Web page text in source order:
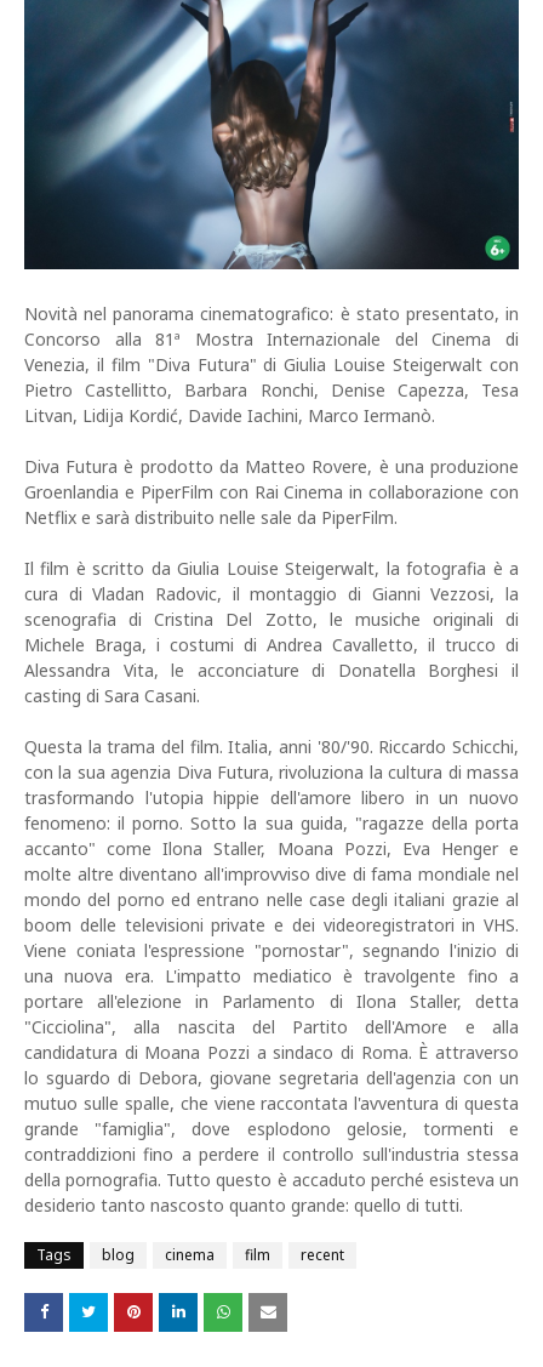
Novità nel panorama cinematografico: è stato presentato, in
Concorso alla 81ª Mostra Internazionale del Cinema di
Venezia, il film "Diva Futura" di Giulia Louise Steigerwalt con
Pietro Castellitto, Barbara Ronchi, Denise Capezza, Tesa
Litvan, Lidija Kordić, Davide Iachini, Marco Iermanò.
Diva Futura è prodotto da Matteo Rovere, è una produzione
Groenlandia e PiperFilm con Rai Cinema in collaborazione con
Netflix e sarà distribuito nelle sale da PiperFilm.
Il film è scritto da Giulia Louise Steigerwalt, la fotografia è a
cura di Vladan Radovic, il montaggio di Gianni Vezzosi, la
scenografia di Cristina Del Zotto, le musiche originali di
Michele Braga, i costumi di Andrea Cavalletto, il trucco di
Alessandra Vita, le acconciature di Donatella Borghesi il
casting di Sara Casani.
Questa la trama del film. Italia, anni '80/'90. Riccardo Schicchi,
con la sua agenzia Diva Futura, rivoluziona la cultura di massa
trasformando l'utopia hippie dell'amore libero in un nuovo
fenomeno: il porno. Sotto la sua guida, "ragazze della porta
accanto" come Ilona Staller, Moana Pozzi, Eva Henger e
molte altre diventano all'improvviso dive di fama mondiale nel
mondo del porno ed entrano nelle case degli italiani grazie al
boom delle televisioni private e dei videoregistratori in VHS.
Viene coniata l'espressione "pornostar", segnando l'inizio di
una nuova era. L'impatto mediatico è travolgente fino a
portare all'elezione in Parlamento di Ilona Staller, detta
"Cicciolina", alla nascita del Partito dell'Amore e alla
candidatura di Moana Pozzi a sindaco di Roma. È attraverso
lo sguardo di Debora, giovane segretaria dell'agenzia con un
mutuo sulle spalle, che viene raccontata l'avventura di questa
grande "famiglia", dove esplodono gelosie, tormenti e
contraddizioni fino a perdere il controllo sull'industria stessa
della pornografia. Tutto questo è accaduto perché esisteva un
desiderio tanto nascosto quanto grande: quello di tutti.
Tags blog cinema film recent